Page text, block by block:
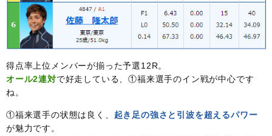
得点率上位メンバーが揃った予選12R。
オール2連対で好走している、①福来選手のイン戦が中心です
ね。
①福来選手の状態は良く、 起き足の強さと引波を超えるパワー
が魅力です。